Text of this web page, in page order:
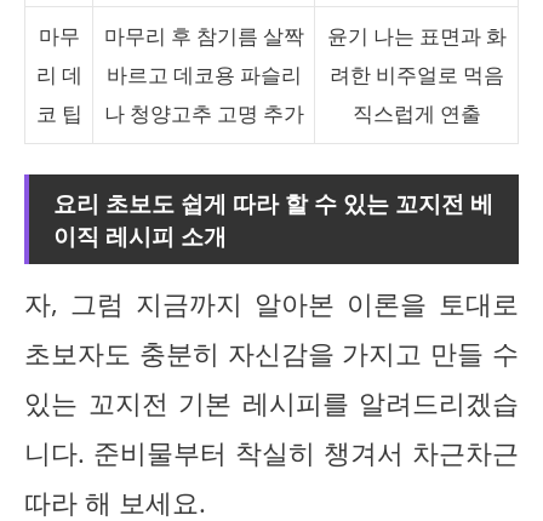
마무
리 데
코 팁
마무리 후 참기름 살짝
바르고 데코용 파슬리
나 청양고추 고명 추가
윤기 나는 표면과 화
려한 비주얼로 먹음
직스럽게 연출
요리 초보도 쉽게 따라 할 수 있는 꼬지전 베
이직 레시피 소개
자, 그럼 지금까지 알아본 이론을 토대로
초보자도 충분히 자신감을 가지고 만들 수
있는 꼬지전 기본 레시피를 알려드리겠습
니다. 준비물부터 착실히 챙겨서 차근차근
따라 해 보세요.